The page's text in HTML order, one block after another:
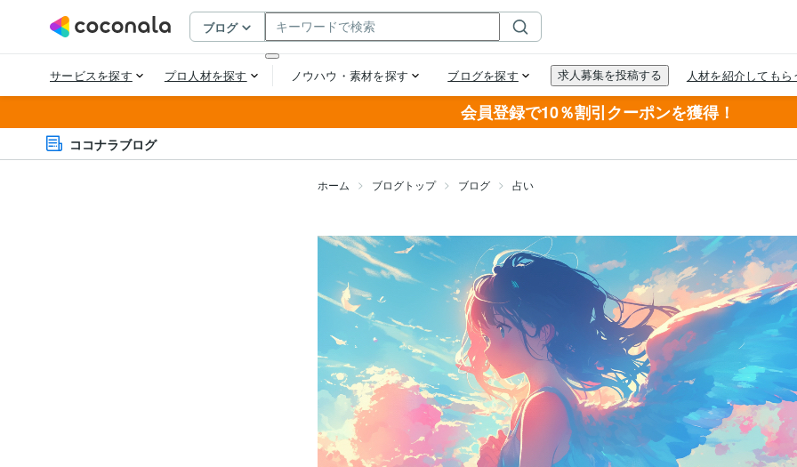
会員登録で10％割引クーポンを獲得！
ココナラブログ
ホーム ブログトップ ブログ 占い